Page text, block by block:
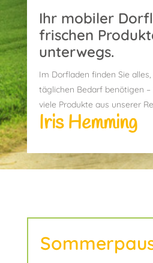
Ihr mobiler
frischen
unterwegs.
Im Dorfladen finden Sie
täglichen Bedarf benötigen
viele Produkte aus unserer
Iris Hemming